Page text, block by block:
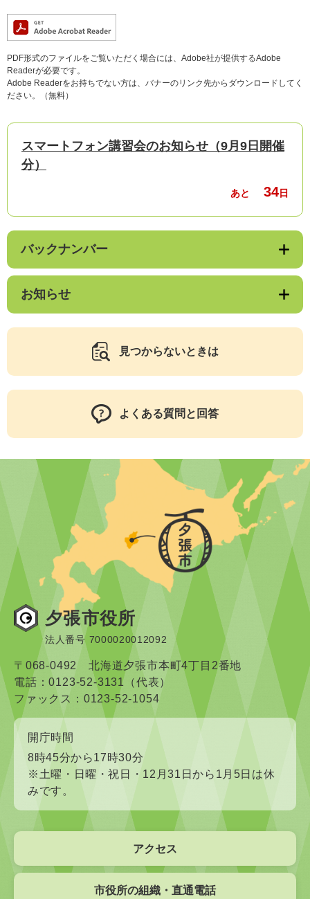
PDF形式のファイルをご覧いただく場合には、Adobe社が提供するAdobe
Readerが必要です。
Adobe Readerをお持ちでない方は、バナーのリンク先からダウンロードしてく
ださい。（無料）
スマートフォン講習会のお知らせ（9月9日開催
分）
あと 34日
バックナンバー
お知らせ
見つからないときは
よくある質問と回答
夕張市役所
法人番号 7000020012092
〒068-0492 北海道夕張市本町4丁目2番地
電話：0123-52-3131（代表）
ファックス：0123-52-1054
開庁時間
8時45分から17時30分
※土曜・日曜・祝日・12月31日から1月5日は休
みです。
アクセス
市役所の組織・直通電話